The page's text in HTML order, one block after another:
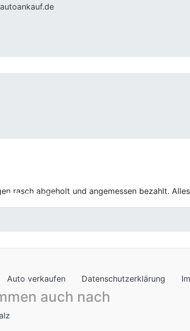
und gut eingespieltes Vorgehen.
Datenschutzerklärung
auch nach